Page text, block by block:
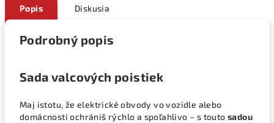
Popis Diskusia
Podrobný popis
Sada valcových poistiek
Maj istotu, že elektrické obvody vo vozidle alebo
domácnosti ochrániš rýchlo a spoľahlivo – s touto sadou